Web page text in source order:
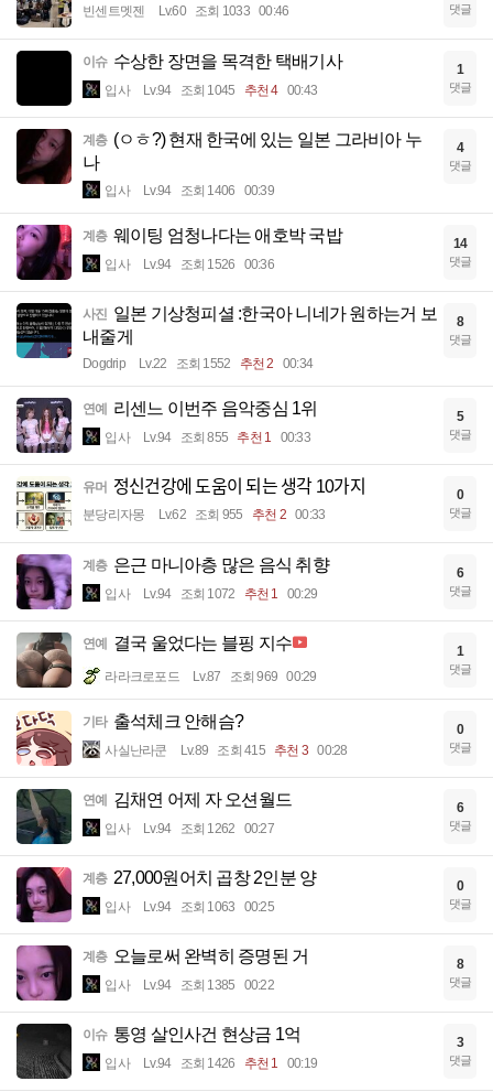
빈센트멧젠 Lv.60 조회 1033 00:46 댓글
이슈 수상한 장면을 목격한 택배기사
입사 Lv.94 조회 1045 추천 4 00:43
1
댓글
계층 (ㅇㅎ?) 현재 한국에 있는 일본 그라비아 누
나
입사 Lv.94 조회 1406 00:39
4
댓글
계층 웨이팅 엄청나다는 애호박 국밥
입사 Lv.94 조회 1526 00:36
14
댓글
사진 일본 기상청피셜 :한국아 니네가 원하는거 보
내줄게
Dogdrip Lv.22 조회 1552 추천 2 00:34
8
댓글
연예 리센느 이번주 음악중심 1위
입사 Lv.94 조회 855 추천 1 00:33
5
댓글
유머 정신건강에 도움이 되는 생각 10가지
분당리자몽 Lv.62 조회 955 추천 2 00:33
0
댓글
계층 은근 마니아층 많은 음식 취향
입사 Lv.94 조회 1072 추천 1 00:29
6
댓글
연예 결국 울었다는 블핑 지수
라라크로포드 Lv.87 조회 969 00:29
1
댓글
기타 출석체크 안해슴?
사실난라쿤 Lv.89 조회 415 추천 3 00:28
0
댓글
연예 김채연 어제 자 오션월드
입사 Lv.94 조회 1262 00:27
6
댓글
계층 27,000원어치 곱창 2인분 양
입사 Lv.94 조회 1063 00:25
0
댓글
계층 오늘로써 완벽히 증명된 거
입사 Lv.94 조회 1385 00:22
8
댓글
이슈 통영 살인사건 현상금 1억
입사 Lv.94 조회 1426 추천 1 00:19
3
댓글